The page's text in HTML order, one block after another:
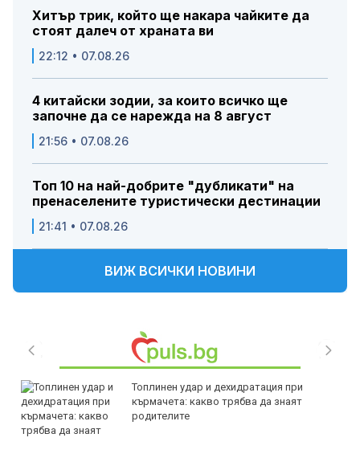
Хитър трик, който ще накара чайките да
стоят далеч от храната ви
22:12 • 07.08.26
4 китайски зодии, за които всичко ще
започне да се нарежда на 8 август
21:56 • 07.08.26
Топ 10 на най-добрите "дубликати" на
пренаселените туристически дестинации
21:41 • 07.08.26
ВИЖ ВСИЧКИ НОВИНИ
Топлинен удар и дехидратация при
кърмачета: какво трябва да знаят
родителите